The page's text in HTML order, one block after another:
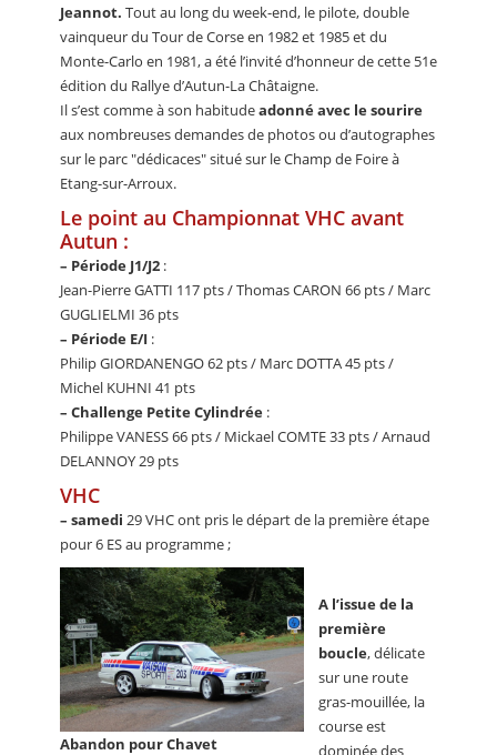
Jeannot. Tout au long du week-end, le pilote, double
vainqueur du Tour de Corse en 1982 et 1985 et du
Monte-Carlo en 1981, a été l’invité d’honneur de cette 51e
édition du Rallye d’Autun-La Châtaigne.
Il s’est comme à son habitudeadonné avec le sourire
aux nombreuses demandes de photos ou d’autographes
sur le parc "dédicaces" situé sur le Champ de Foire à
Etang-sur-Arroux.
Le point au Championnat VHC avant
Autun :
– Période J1/J2 :
Jean-Pierre GATTI 117 pts / Thomas CARON 66 pts / Marc
GUGLIELMI 36 pts
– Période E/I :
Philip GIORDANENGO 62 pts / Marc DOTTA 45 pts /
Michel KUHNI 41 pts
– Challenge Petite Cylindrée :
Philippe VANESS 66 pts / Mickael COMTE 33 pts / Arnaud
DELANNOY 29 pts
VHC
– samedi 29 VHC ont pris le départ de la première étape
pour 6 ES au programme ;
Abandon pour Chavet
A l’issue de la
première
boucle, délicate
sur une route
gras-mouillée, la
course est
dominée des